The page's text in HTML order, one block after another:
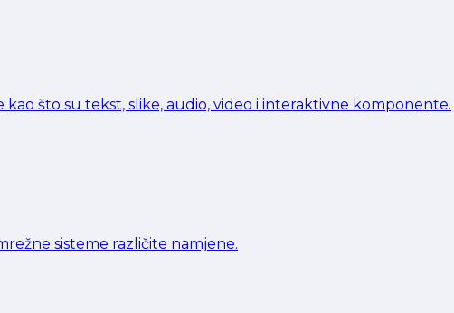
što su tekst, slike, audio, video i interaktivne komponente.
sisteme različite namjene.